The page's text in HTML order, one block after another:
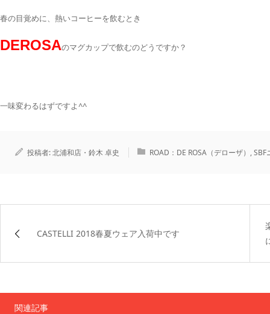
春の目覚めに、熱いコーヒーを飲むとき
DEROSAのマグカップで飲むのどうですか？
一味変わるはずですよ^^
投稿者:北浦和店・鈴木 卓史 ROAD：DE ROSA（デローザ） ,SBF
CASTELLI 2018春夏ウェア入荷中です
関連記事